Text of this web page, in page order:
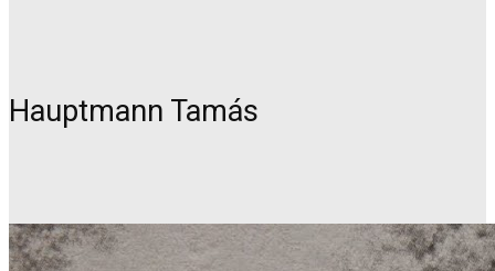
Hauptmann Tamás